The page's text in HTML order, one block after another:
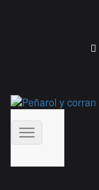
Toggle
navigation